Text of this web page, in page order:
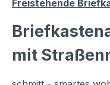
Freistehende
mit